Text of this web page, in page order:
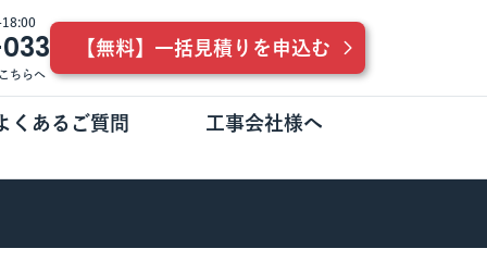
ちらへ
【無料】一括見積りを申込む
くあるご質問 工事会社様へ